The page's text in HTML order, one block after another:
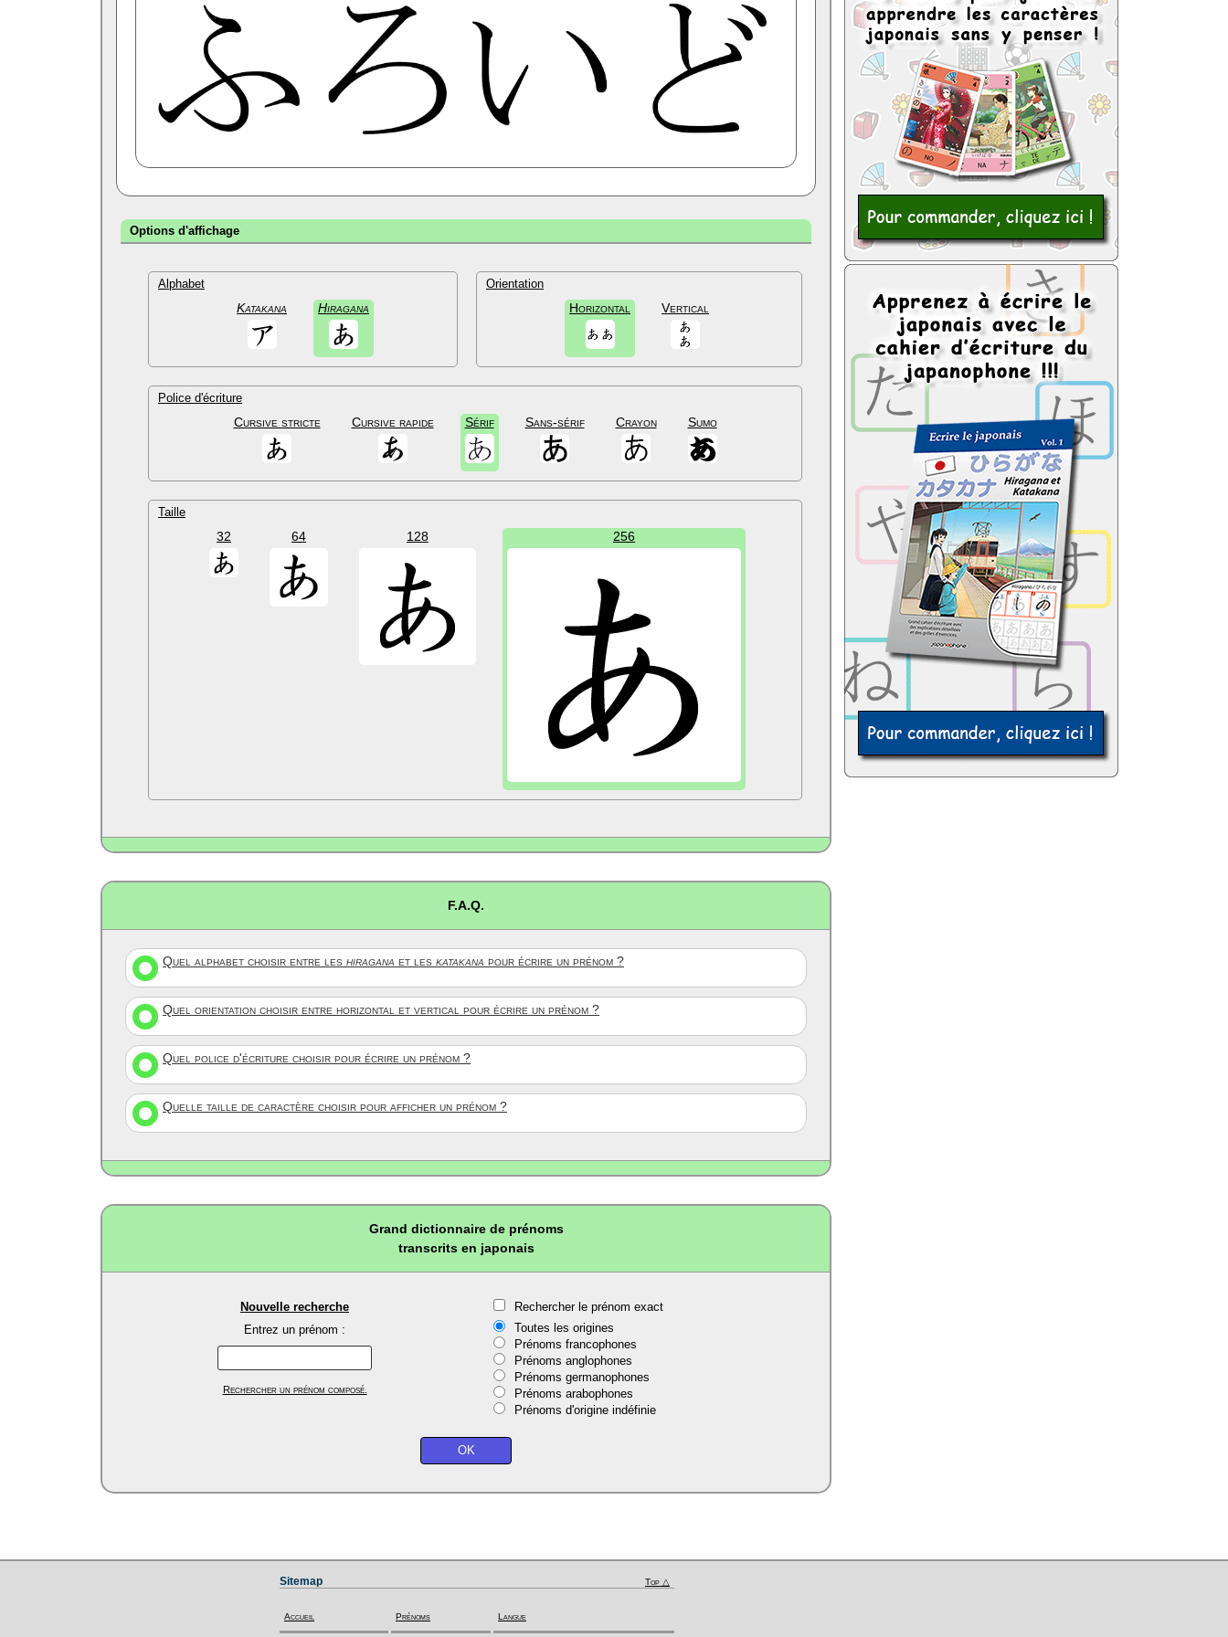
Options d'affichage
Alphabet
Katakana Hiragana
Orientation
Horizontal Vertical
Police d'écriture
Cursive stricte Cursive rapide Sérif Sans-sérif Crayon Sumo
Taille
32 64 128 256
F.A.Q.
Quel alphabet choisir entre les hiragana et les katakana pour écrire un prénom ?
Quel orientation choisir entre horizontal et vertical pour écrire un prénom ?
Quel police d'écriture choisir pour écrire un prénom ?
Quelle taille de caractère choisir pour afficher un prénom ?
Grand dictionnaire de prénoms
transcrits en japonais
Nouvelle recherche
Entrez un prénom :
Rechercher un prénom composé.
Rechercher le prénom exact
Toutes les origines
Prénoms francophones
Prénoms anglophones
Prénoms germanophones
Prénoms arabophones
Prénoms d'origine indéfinie
Sitemap Top △
Accueil Prénoms Langue